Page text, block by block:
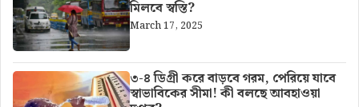
মিলবে স্বস্তি?
March 17, 2025
৩-৪ ডিগ্রী করে বাড়বে গরম, পেরিয়ে যাবে
স্বাভাবিকের সীমা! কী বলছে আবহাওয়া